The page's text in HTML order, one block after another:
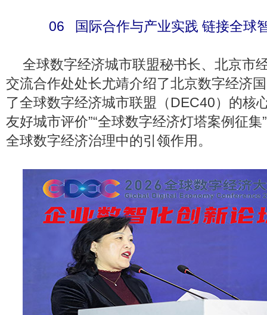
06 国际合作与产业实践 链接全球
全球数字经济城市联盟秘书长、北京市
交流合作处处长尤靖介绍了北京数字经济
了全球数字经济城市联盟（DEC40）的核
友好城市评价”“全球数字经济灯塔案例征
全球数字经济治理中的引领作用。